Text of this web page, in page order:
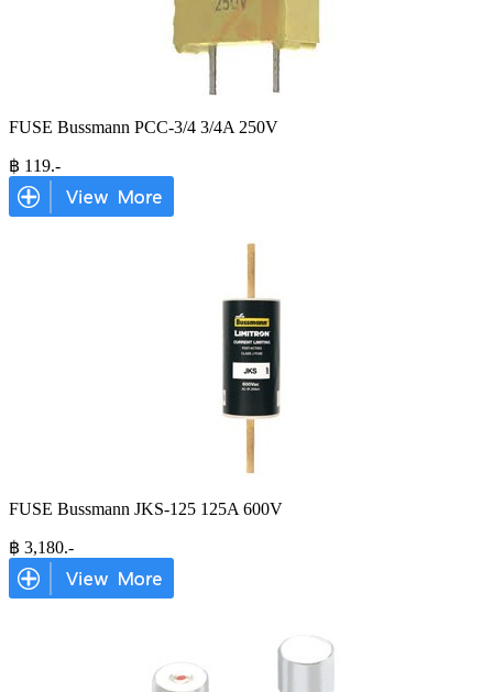
FUSE Bussmann PCC-3/4 3/4A 250V
฿ 119.-
FUSE Bussmann JKS-125 125A 600V
฿ 3,180.-